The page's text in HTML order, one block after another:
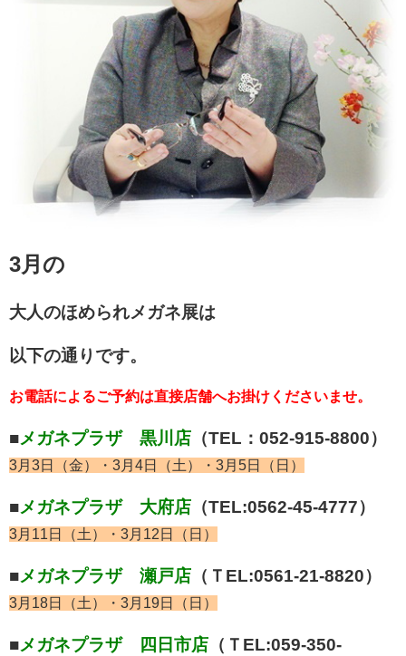
3月の
大人のほめられメガネ展は
以下の通りです。
お電話によるご予約は直接店舗へお掛けくださいませ。
■メガネプラザ 黒川店 （TEL：052-915-8800）
3月3日（金）・3月4日（土）・3月5日（日）
■メガネプラザ 大府店 （TEL:0562-45-4777）
3月11日（土）・3月12日（日）
■メガネプラザ 瀬戸店 （ＴEL:0561-21-8820）
3月18日（土）・3月19日（日）
■メガネプラザ 四日市店 （ＴEL:059-350-